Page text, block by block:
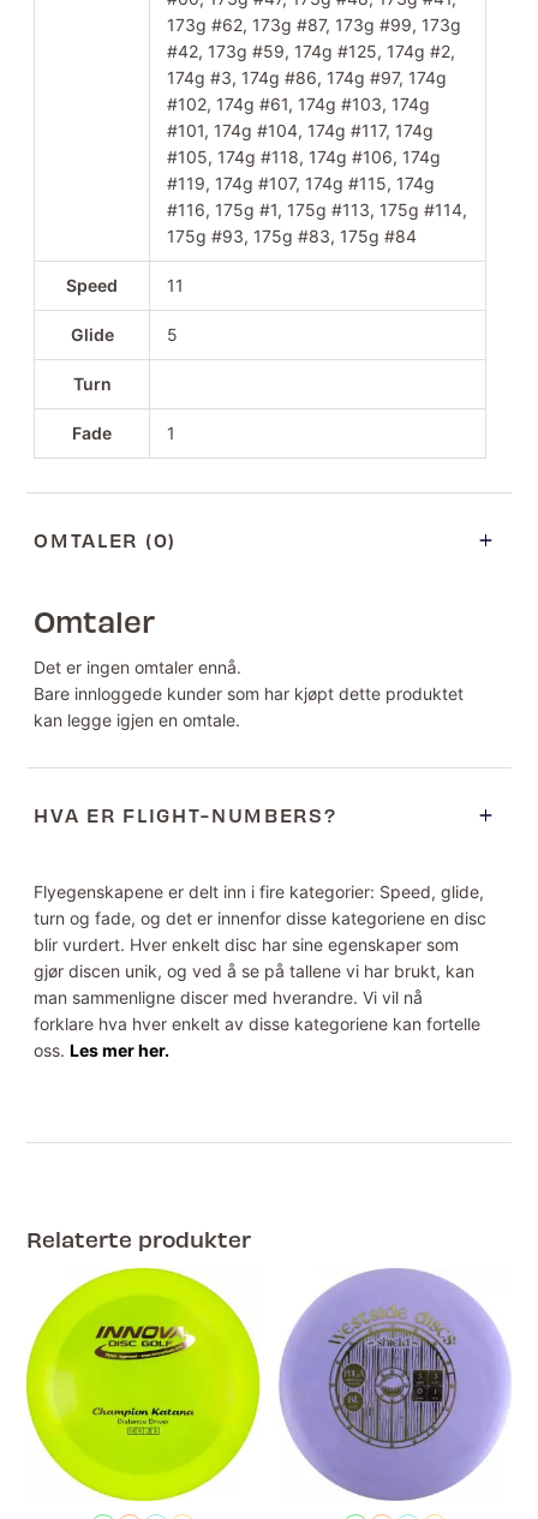
173g #62, 173g #87, 173g #99, 173g
#42, 173g #59, 174g #125, 174g #2,
174g #3, 174g #86, 174g #97, 174g
#102, 174g #61, 174g #103, 174g
#101, 174g #104, 174g #117, 174g
#105, 174g #118, 174g #106, 174g
#119, 174g #107, 174g #115, 174g
#116, 175g #1, 175g #113, 175g #114,
175g #93, 175g #83, 175g #84
Speed 11
Glide 5
Turn
Fade 1
OMTALER (0)
Omtaler
Det er ingen omtaler ennå.
Bare innloggede kunder som har kjøpt dette produktet
kan legge igjen en omtale.
HVA ER FLIGHT-NUMBERS?
Flyegenskapene er delt inn i fire kategorier: Speed, glide,
turn og fade, og det er innenfor disse kategoriene en disc
blir vurdert. Hver enkelt disc har sine egenskaper som
gjør discen unik, og ved å se på tallene vi har brukt, kan
man sammenligne discer med hverandre. Vi vil nå
forklare hva hver enkelt av disse kategoriene kan fortelle
oss.Les mer her.
Relaterte produkter